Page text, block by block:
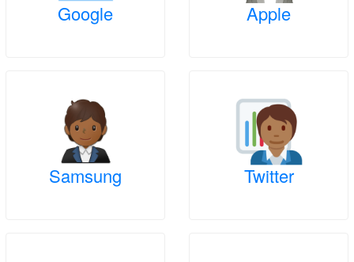
Apple
Google
Twitter
Samsung